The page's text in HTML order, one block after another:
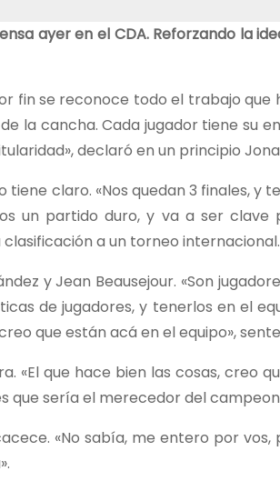
ayer en el CDA. Reforzando la
fin se reconoce todo el trabajo
la cancha. Cada jugador tiene su
declaró en un principio
claro. «Nos quedan 3 finales, y
un partido duro, y va a ser
clasificación a un torneo internacional.
y Jean Beausejour. «Son
de jugadores, y tenerlos en el
que están acá en el equipo»,
que hace bien las cosas, creo
que sería el merecedor del
«No sabía, me entero por